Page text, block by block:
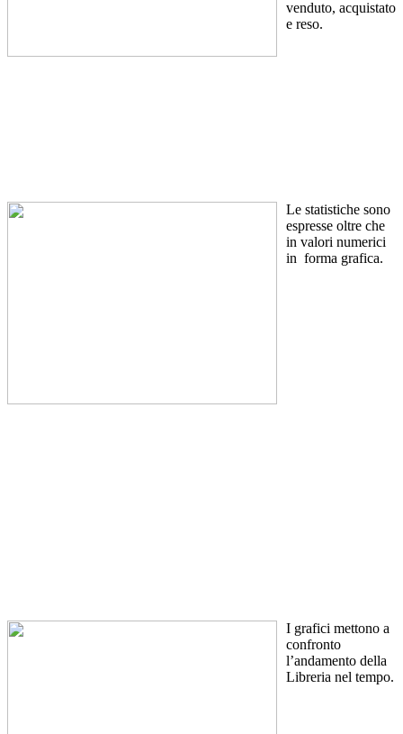
venduto, acquistato
e reso.
Le statistiche sono
espresse oltre che
in valori numerici
in forma grafica.
I grafici mettono a
confronto
l’andamento della
Libreria nel tempo.